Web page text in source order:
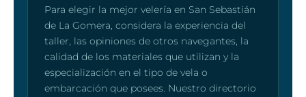
Para elegir la mejor velería en San Sebastián
de La Gomera, considera la experiencia del
taller, las opiniones de otros navegantes, la
calidad de los materiales que utilizan y la
especialización en el tipo de vela o
embarcación que posees. Nuestro directorio